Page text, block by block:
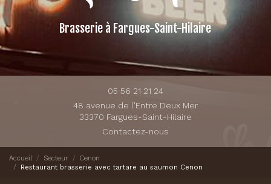
Brasserie à Fargues-Saint-Hilaire
05 56 21 21 24
48 avenue de l'Entre Deux Mer
33370 Fargues-Saint-Hilaire
Contactez-nous
Accueil Secteur
Cenon
Restaurant brasserie avec tartare au saumon Cenon